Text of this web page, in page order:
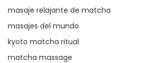
masaje relajante de matcha
masajes del mundo
kyoto matcha ritual
matcha massage